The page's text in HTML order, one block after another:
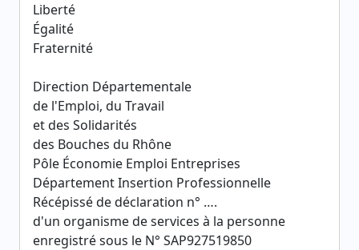
Liberté
Égalité
Fraternité
Direction Départementale
de l'Emploi, du Travail
et des Solidarités
des Bouches du Rhône
Pôle Économie Emploi Entreprises
Département Insertion Professionnelle
Récépissé de déclaration n° ….
d'un organisme de services à la personne
enregistré sous le N° SAP927519850